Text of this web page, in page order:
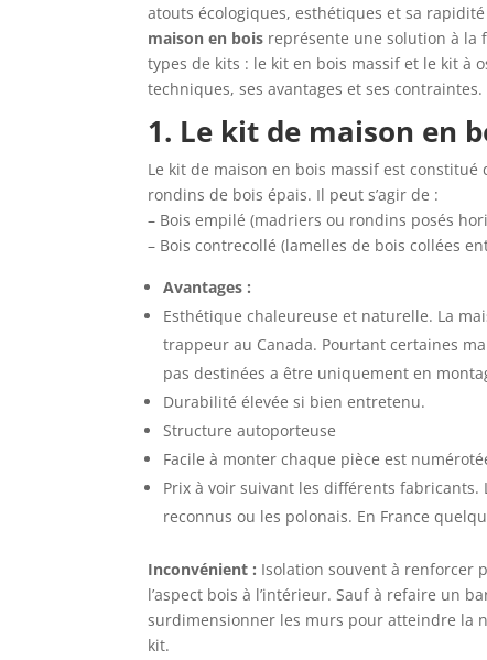
atouts écologiques, esthétiques et sa
maison en bois représente une solution à la
types de kits : le kit en bois massif et le kit à
techniques, ses avantages et ses contraintes.
1. Le kit de maison en
Le kit de maison en bois massif est
rondins de bois épais. Il peut s’agir de :
– Bois empilé (madriers ou rondins posés
– Bois contrecollé (lamelles de bois collées
Avantages :
Esthétique chaleureuse et naturelle. La
trappeur au Canada. Pourtant certaines
pas destinées a être uniquement en
Durabilité élevée si bien entretenu.
Structure autoporteuse
Facile à monter chaque pièce est
Prix à voir suivant les différents
reconnus ou les polonais. En France
Inconvénient : Isolation souvent à renforcer
l’aspect bois à l’intérieur. Sauf à refaire un
surdimensionner les murs pour atteindre la
kit.